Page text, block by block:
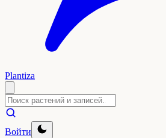
Plantiza
Войти